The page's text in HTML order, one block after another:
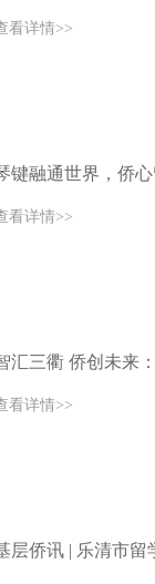
看详情>>
键融通世界，侨
看详情>>
汇三衢 侨创未来
看详情>>
层侨讯 | 乐清市